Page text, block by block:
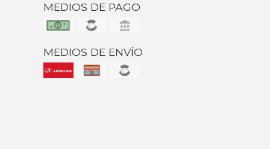
MEDIOS DE PAGO
MEDIOS DE ENVÍO